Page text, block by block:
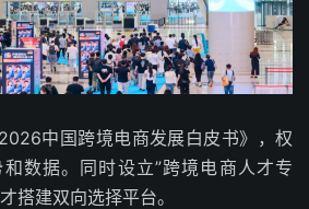
中国跨境电商发展白皮书》，权
数据。同时设立”跨境电商人才专
搭建双向选择平台。